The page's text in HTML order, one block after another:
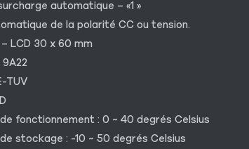
automatique – «1 »
de la polarité CC ou tension.
LCD 30 x 60 mm
TUV
fonctionnement : 0 ~ 40 degrés Celsius
stockage : -10 ~ 50 degrés Celsius